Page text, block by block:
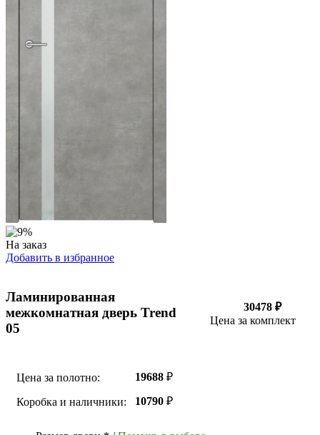
На заказ
Добавить в избранное
Ламинированная
межкомнатная дверь Trend
05
30478 ₽
Цена за комплект
Цена за полотно: 19688 ₽
Коробка и наличники: 10790 ₽